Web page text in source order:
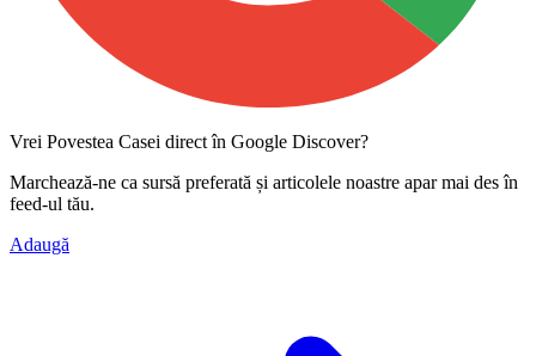
Vrei Povestea Casei direct în Google Discover?
Marchează-ne ca sursă preferată și articolele noastre apar mai des în
feed-ul tău.
Adaugă